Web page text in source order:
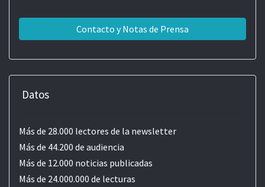
Contacto y Notas de Prensa
Datos
Más de 28.000 lectores de la newsletter
Más de 44.200 de audiencia
Más de 12.000 noticias publicadas
Más de 24.000.000 de lecturas